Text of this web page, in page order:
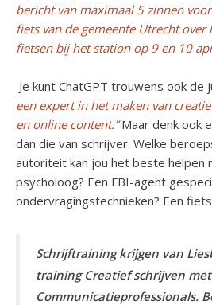
bericht van maximaal 5 zinnen
fiets van de gemeente Utrecht
fietsen bij het station op 9 en 10
Je kunt ChatGPT trouwens ook de
een expert in het maken van
en online content.”Maar denk ook
dan die van schrijver. Welke
autoriteit kan jou het beste helpen
psycholoog? Een FBI-agent
ondervragingstechnieken? Een
Schrijftraining krijgen van
training Creatief schrijven
Communicatieprofessionals.